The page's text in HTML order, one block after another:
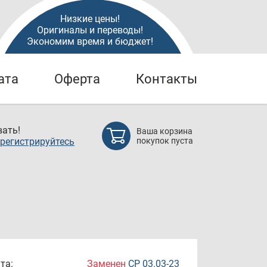
Низкие цены!
Оригиналы и переводы!
Экономим время и бюджет!
Оферта Контакты
Ваша корзина
покупок пуста
Заменен СР 03.03-23